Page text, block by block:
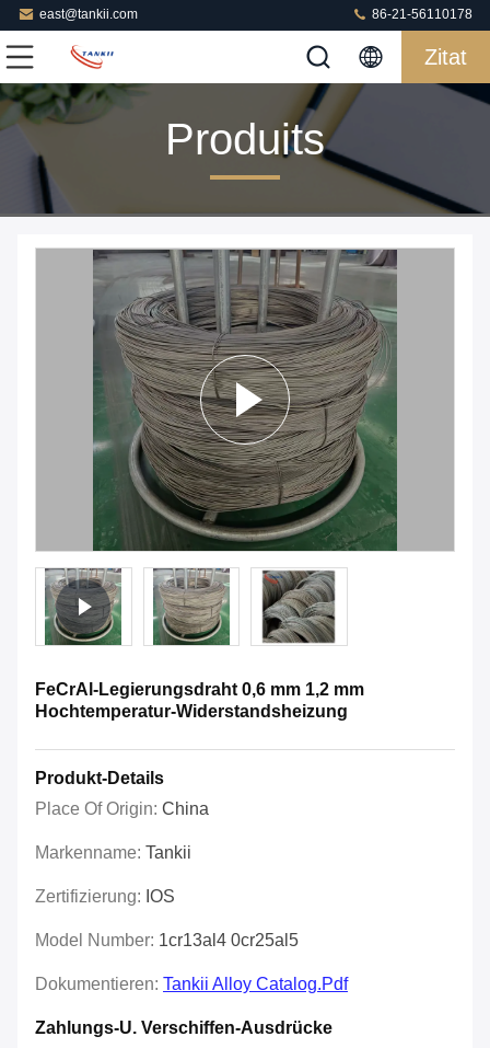
east@tankii.com 86-21-56110178
Zitat
Produits
FeCrAl-Legierungsdraht 0,6 mm 1,2 mm
Hochtemperatur-Widerstandsheizung
Produkt-Details
Place Of Origin: China
Markenname: Tankii
Zertifizierung: IOS
Model Number: 1cr13al4 0cr25al5
Dokumentieren: Tankii Alloy Catalog.pdf
Zahlungs-U. Verschiffen-Ausdrücke